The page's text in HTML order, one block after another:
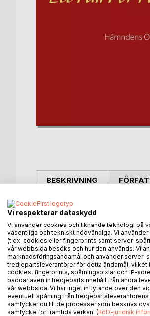
BESKRIVNING
Flera mord upptäcks
och hans team har inte
massivt arbete att hitta
ANDRA
Vi respekterar dataskydd
Vi använder cookies och liknande teknologi på
väsentliga och tekniskt nödvändiga. Vi
(t.ex. cookies eller fingerprints samt server-
vår webbsida besöks och hur den används. Vi
marknadsföringsändamål och använder server-
tredjepartsleverantörer för detta ändamål, vilket
cookies, fingerprints, spårningspixlar och IP-
bäddar även in tredjepartsinnehåll från andra
vår webbsida. Vi har inget inflytande över den
eventuell spårning från tredjepartsleverantörens
samtycker du till de processer som beskrivs
samtycke för framtida verkan. (BoD-juridisk